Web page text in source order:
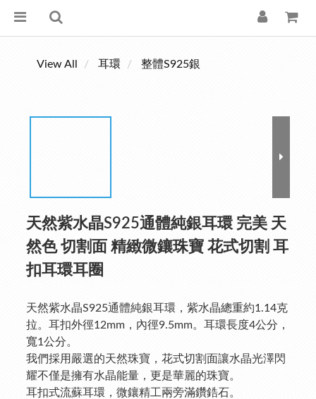
View All 耳環 整體S925銀
天然紫水晶S925通體純銀耳環 完美 天
然色 切割面 精緻微鑲珠寶 花式切割 耳
扣耳環耳圈
天然紫水晶S925通體純銀耳環，紫水晶總重約1.14克
拉。耳扣外徑12mm，內徑9.5mm。耳環長度4公分，
寬1公分。
我們採用嚴選的天然珠寶，花式切割面讓水晶光澤閃
耀不僅是擁有水晶能量，更是華麗的珠寶。
耳扣式流蘇耳環，微鑲精工兩旁滿鑽鋯石。